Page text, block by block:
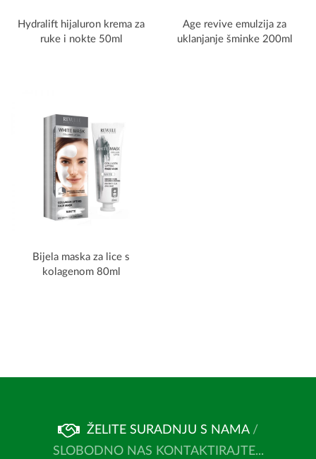
Hydralift hijaluron krema za
ruke i nokte 50ml
Age revive emulzija za
uklanjanje šminke 200ml
Bijela maska za lice s
kolagenom 80ml
ŽELITE SURADNJU S NAMA /
SLOBODNO NAS KONTAKTIRAJTE...